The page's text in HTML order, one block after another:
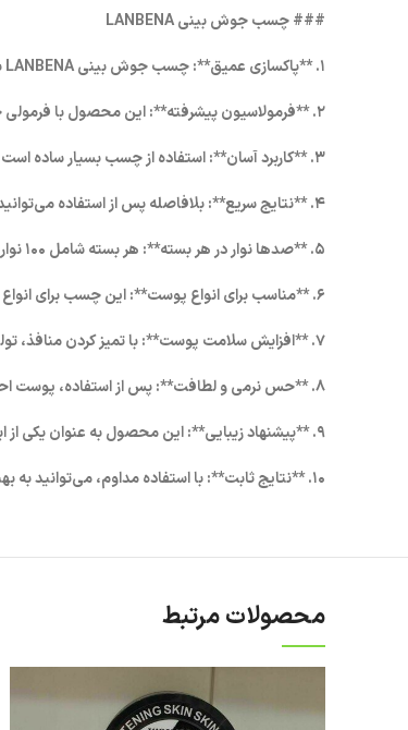
### چسب جوش بینی LANBENA
۱. **پاکسازی عمیق**: چسب جوش بینی LANBENA به طور موثر منافذ پوست را عمیقاً تمیز می‌کند و جوش‌های سرسیاه را از بین می‌برد.
۲. **فرمولاسیون پیشرفته**: این محصول با فرمولی خاص ساخته شده که شامل عصاره‌های طبیعی است و به پوست شما آسیب نمی‌زند.
۳. **کاربرد آسان**: استفاده از چسب بسیار ساده است و تنها به چند دقیقه زمان نیاز دارد تا نتایج شگفت‌انگیز آن قابل مشاهده باشد.
۴. **نتایج سریع**: بلافاصله پس از استفاده می‌توانید تغییرات قابل توجهی در پوست بینی خود مشاهده کنید.
۵. **صدها نوار در هر بسته**: هر بسته شامل ۱۰۰ نوار است که به راحتی قابل استفاده برای چندین بار است.
۶. **مناسب برای انواع پوست**: این چسب برای انواع پوست‌ها قابل استفاده است و هیچ گونه عارضه‌ای به همراه ندارد.
۷. **افزایش سلامت پوست**: با تمیز کردن منافذ، تولید روغن اضافی کاهش یافته و از بروز جوش‌ها جلوگیری می‌شود.
۸. **حس نرمی و لطافت**: پس از استفاده، پوست احساس نرمی و لطافت می‌کند و ظاهری سالم‌تر پیدا می‌کند.
۹. **پیشنهاد زیبایی**: این محصول به عنوان یکی از ابزارهای اصلی در روتین مراقبت از پوست پیشنهاد می‌شود.
۱۰. **نتایج ثابت**: با استفاده مداوم، می‌توانید به بهبود کیفیت پوست بینی‌تان ادامه دهید و از جوش‌های سرسیاه خداحافظی کنید.
محصولات مرتبط